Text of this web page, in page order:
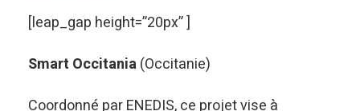
[leap_gap height=”20px” ]
Smart Occitania(Occitanie)
Coordonné par ENEDIS, ce projet vise à